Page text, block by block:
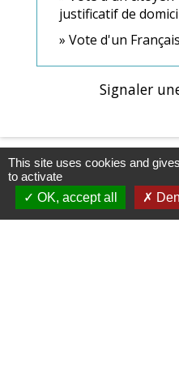
justificatif de
Vote d'un
Signaler
This site uses cookies and
to activate
OK, accept all